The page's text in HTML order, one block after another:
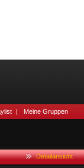
| Meine Gruppen
Detailansicht